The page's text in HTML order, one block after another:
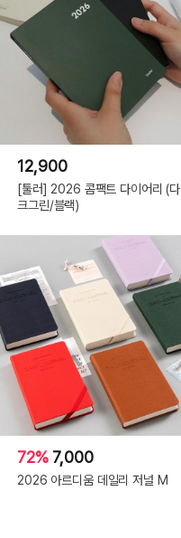
12,900
[툴러] 2026 콤팩트 다이어리 (다
크그린/블랙)
72% 7,000
2026 아르디움 데일리 저널 M